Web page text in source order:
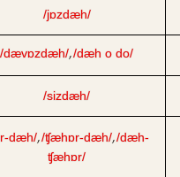
/jɒzdæh/
/dævɒzdæh/,/dæh o do/
/sizdæh/
dæh/,/ʧæhɒr-dæh/,/dæh-
ʧæhɒr/